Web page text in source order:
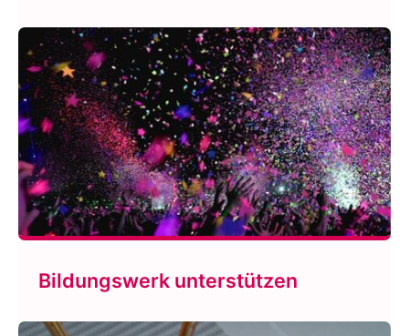
Bildungswerk unterstützen